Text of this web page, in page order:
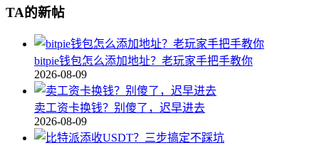
TA的新帖
bitpie钱包怎么添加地址？老玩家手把手教你
2026-08-09
卖工资卡换钱？别傻了，迟早进去
2026-08-09